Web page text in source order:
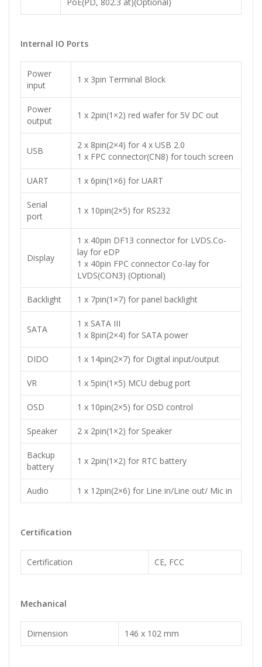
Internal IO Ports
Power
input
1 x 3pin Terminal Block
Power
output
1 x 2pin(1×2) red wafer for 5V DC out
USB
2 x 8pin(2×4) for 4 x USB 2.0
1 x FPC connector(CN8) for touch screen
UART 1 x 6pin(1×6) for UART
Serial
port
1 x 10pin(2×5) for RS232
Display
1 x 40pin DF13 connector for LVDS.Co-
lay for eDP
1 x 40pin FPC connector Co-lay for
LVDS(CON3) (Optional)
Backlight 1 x 7pin(1×7) for panel backlight
SATA
1 x SATA III
1 x 8pin(2×4) for SATA power
DIDO 1 x 14pin(2×7) for Digital input/output
VR 1 x 5pin(1×5) MCU debug port
OSD 1 x 10pin(2×5) for OSD control
Speaker 2 x 2pin(1×2) for Speaker
Backup
battery
1 x 2pin(1×2) for RTC battery
Audio 1 x 12pin(2×6) for Line in/Line out/ Mic in
Certification
Certification CE, FCC
Mechanical
Dimension 146 x 102 mm